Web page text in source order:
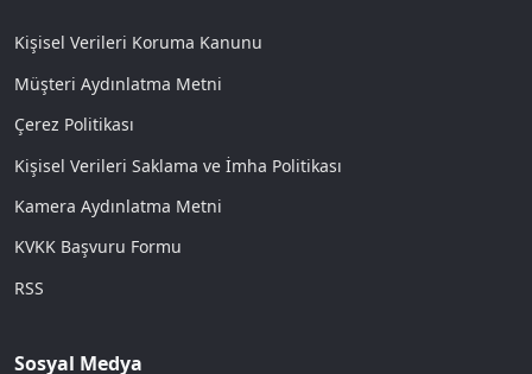
Kişisel Verileri Koruma Kanunu
Müşteri Aydınlatma Metni
Çerez Politikası
Kişisel Verileri Saklama ve İmha Politikası
Kamera Aydınlatma Metni
KVKK Başvuru Formu
RSS
Sosyal Medya